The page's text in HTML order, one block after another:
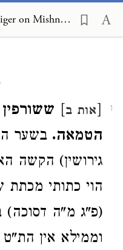
Tosafot Rabbi Akiva Eiger on Mishnah Pesachim 1:7
1
[אות ב]
הטמאה. בשער
גירושין) הקשה
הוי כתותי מכתת
(פ"ג מ"ה
וממילא אין